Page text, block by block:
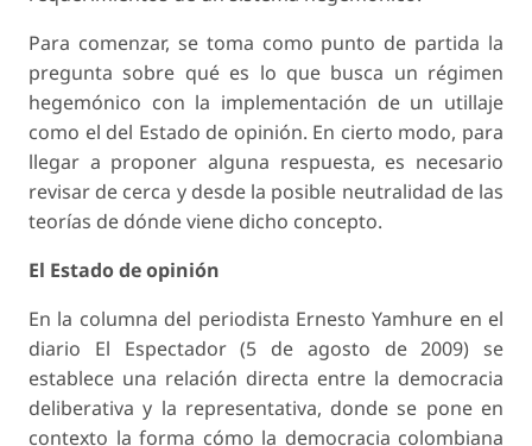
Para comenzar, se toma como punto de partida la
pregunta sobre qué es lo que busca un régimen
hegemónico con la implementación de un utillaje
como el del Estado de opinión. En cierto modo, para
llegar a proponer alguna respuesta, es necesario
revisar de cerca y desde la posible neutralidad de las
teorías de dónde viene dicho concepto.
El Estado de opinión
En la columna del periodista Ernesto Yamhure en el
diario El Espectador (5 de agosto de 2009) se
establece una relación directa entre la democracia
deliberativa y la representativa, donde se pone en
contexto la forma cómo la democracia colombiana